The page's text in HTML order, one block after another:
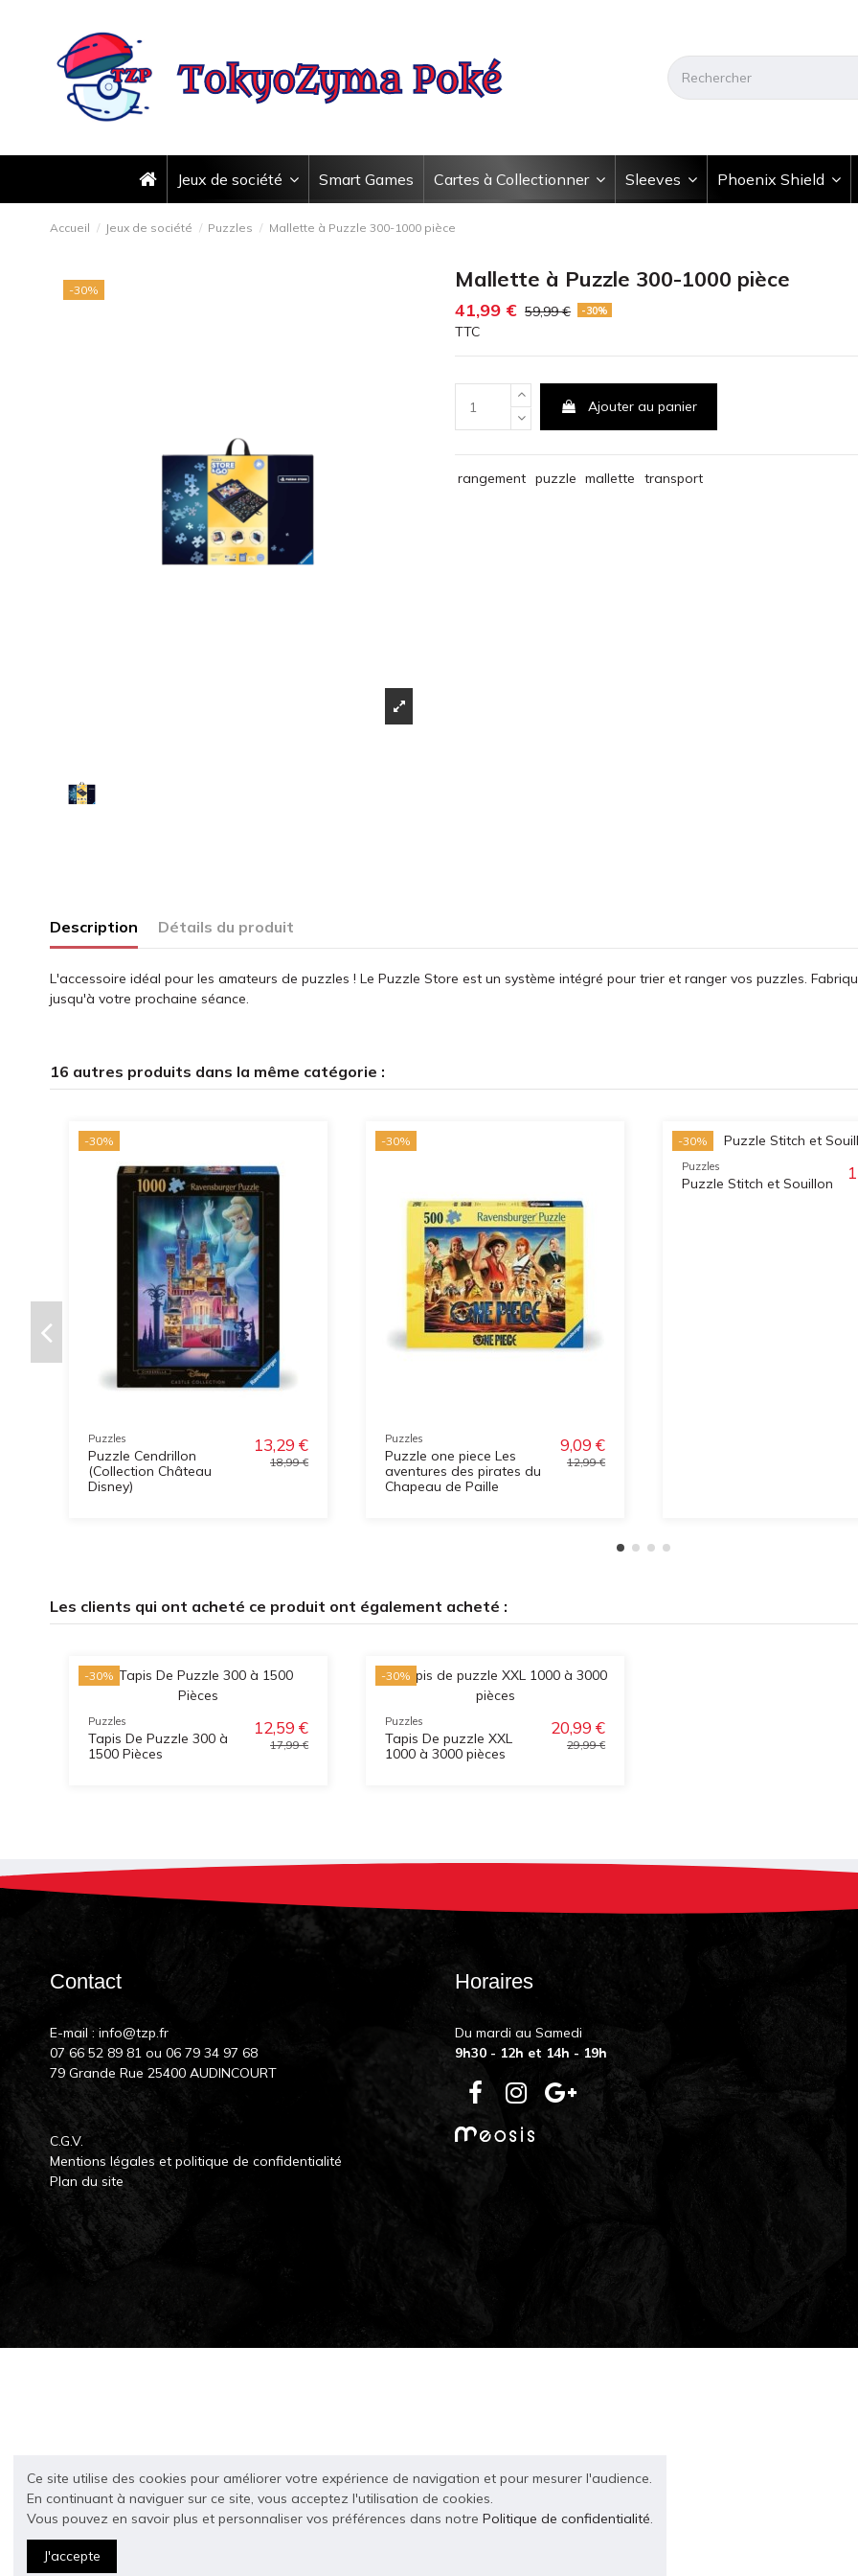
Jeux de société Smart Games Cartes à Collectionner Sleeves Phoenix Shield
Accueil Jeux de société Puzzles Mallette à Puzzle 300-1000 pièce
-30% Mallette à Puzzle 300-1000 pièce
41,99 € 59,99 € -30%
TTC
Ajouter au panier
rangement puzzle mallette transport
Description Détails du produit
L'accessoire idéal pour les amateurs de puzzles ! Le Puzzle Store est un système intégré pour trier et ranger vos puzzles.
jusqu'à votre prochaine séance.
16 autres produits dans la même catégorie :
-30%
Puzzles
Puzzle Cendrillon
(Collection Château
Disney)
13,29 €
18,99 €
-30%
Puzzles
Puzzle one piece Les
aventures des pirates du
Chapeau de Paille
9,09 €
12,99 €
-30%
Puzzles
Puzzle Stitch et Souillon
Les clients qui ont acheté ce produit ont également acheté :
-30%
Puzzles
Tapis De Puzzle 300 à
1500 Pièces
12,59 €
17,99 €
-30%
Puzzles
Tapis De puzzle XXL
1000 à 3000 pièces
20,99 €
29,99 €
Contact
E-mail : info@tzp.fr
07 66 52 89 81 ou 06 79 34 97 68
79 Grande Rue 25400 AUDINCOURT
C.G.V.
Mentions légales et politique de confidentialité
Plan du site
Horaires
Du mardi au Samedi
9h30 - 12h et 14h - 19h
Ce site utilise des cookies pour améliorer votre expérience de navigation et pour mesurer l'audience.
En continuant à naviguer sur ce site, vous acceptez l'utilisation de cookies.
Vous pouvez en savoir plus et personnaliser vos préférences dans notre Politique de confidentialité.
J'accepte